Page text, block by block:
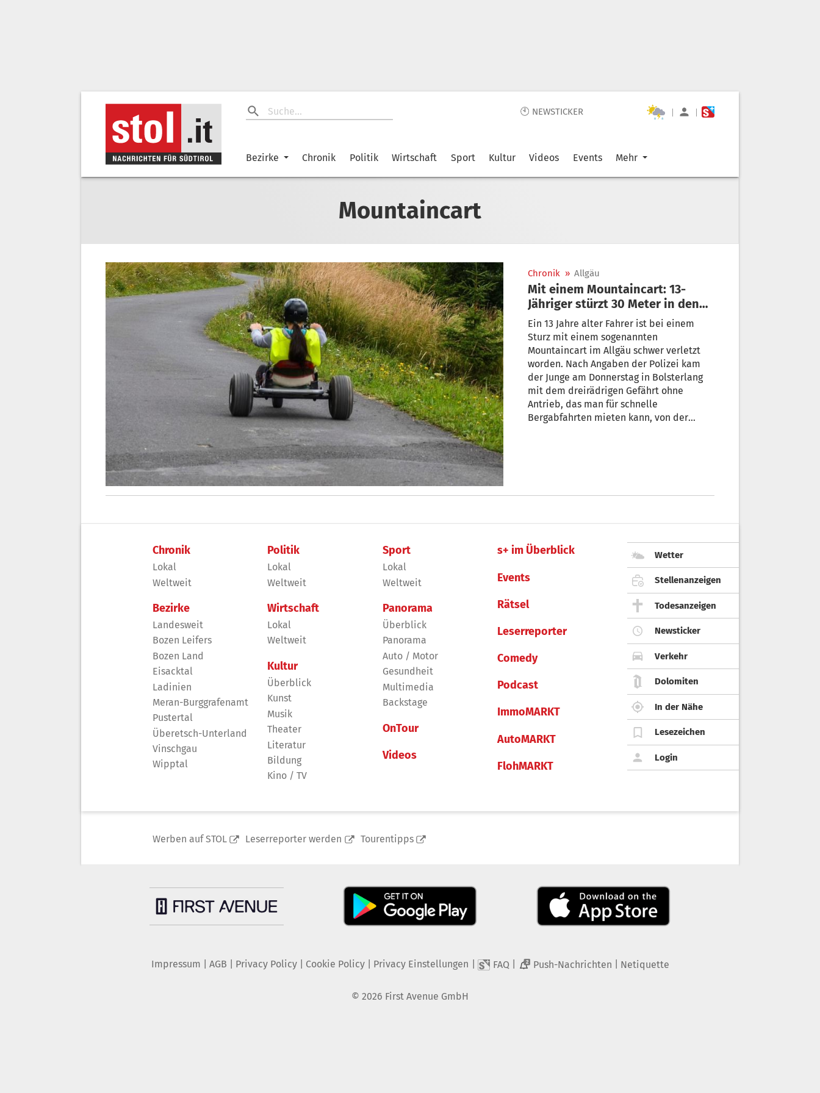
🕙 NEWSTICKER | |
Bezirke Chronik Politik Wirtschaft Sport Kultur Videos Events Mehr
Mountaincart
Chronik » Allgäu
Mit einem Mountaincart: 13-
Jähriger stürzt 30 Meter in den
Abgrund
Ein 13 Jahre alter Fahrer ist bei einem
Sturz mit einem sogenannten
Mountaincart im Allgäu schwer verletzt
worden. Nach Angaben der Polizei kam
der Junge am Donnerstag in Bolsterlang
mit dem dreirädrigen Gefährt ohne
Antrieb, das man für schnelle
Bergabfahrten mieten kann, von der
Chronik
Lokal
Weltweit
Bezirke
Landesweit
Bozen Leifers
Bozen Land
Eisacktal
Ladinien
Meran-Burggrafenamt
Pustertal
Überetsch-Unterland
Vinschgau
Wipptal
Politik
Lokal
Weltweit
Wirtschaft
Lokal
Weltweit
Kultur
Überblick
Kunst
Musik
Theater
Literatur
Bildung
Kino / TV
Sport
Lokal
Weltweit
Panorama
Überblick
Panorama
Auto / Motor
Gesundheit
Multimedia
Backstage
OnTour
Videos
s+ im Überblick
Events
Rätsel
Leserreporter
Comedy
Podcast
ImmoMARKT
AutoMARKT
FlohMARKT
Wetter
Stellenanzeigen
Todesanzeigen
Newsticker
Verkehr
Dolomiten
In der Nähe
Lesezeichen
Login
Werben auf STOL Leserreporter werden Tourentipps
Impressum AGB Privacy Policy| Cookie Policy| Privacy Einstellungen FAQ 2 Push-Nachrichten Netiquette
© 2026 First Avenue GmbH